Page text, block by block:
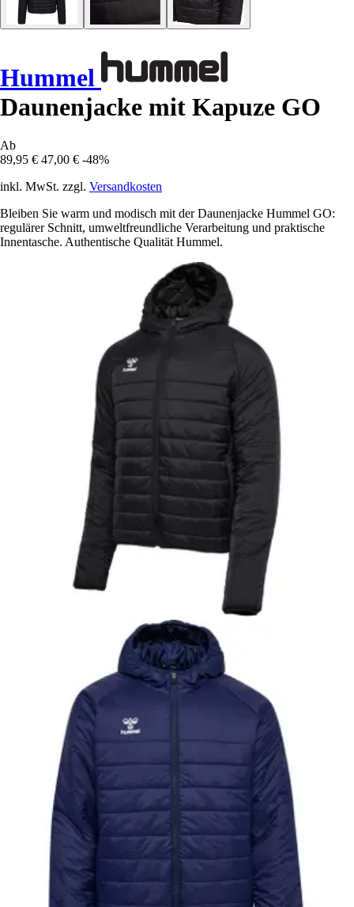
Hummel
Daunenjacke mit Kapuze GO
Ab
89,95 € 47,00 € -48%
inkl. MwSt. zzgl. Versandkosten
Bleiben Sie warm und modisch mit der Daunenjacke Hummel GO:
regulärer Schnitt, umweltfreundliche Verarbeitung und praktische
Innentasche. Authentische Qualität Hummel.